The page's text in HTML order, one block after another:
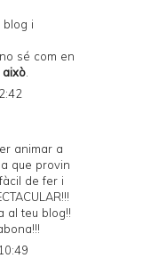
blog i
sé com en
això
animar a
que provin
de fer i
al teu blog!!